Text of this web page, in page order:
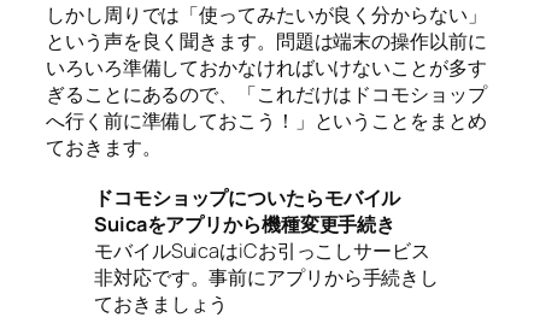
しかし周りでは「使ってみたいが良く分からない」
という声を良く聞きます。問題は端末の操作以前に
いろいろ準備しておかなければいけないことが多す
ぎることにあるので、「これだけはドコモショップ
へ行く前に準備しておこう！」ということをまとめ
ておきます。
ドコモショップについたらモバイル
Suicaをアプリから機種変更手続き
モバイルSuicaはiCお引っこしサービス
非対応です。事前にアプリから手続きし
ておきましょう